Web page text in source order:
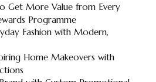
Get More Value from Every
Programme
Fashion with Modern,
Home Makeovers with